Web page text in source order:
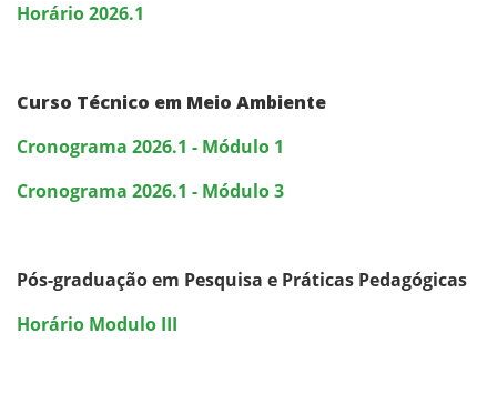
Horário 2026.1
Curso Técnico em Meio Ambiente
Cronograma 2026.1 - Módulo 1
Cronograma 2026.1 - Módulo 3
Pós-graduação em Pesquisa e Práticas Pedagógicas
Horário Modulo III